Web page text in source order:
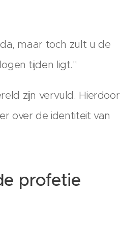
maar toch zult u de
tijden ligt."
zijn vervuld. Hierdoor
over de identiteit van
profetie